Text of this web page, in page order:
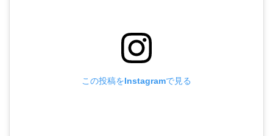
この投稿をInstagramで見る